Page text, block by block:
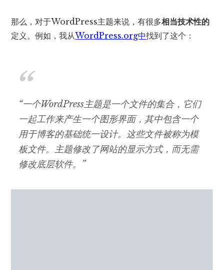
那么，对于WordPress主题来说，有很多相当技术性的
定义。例如，我从WordPress.org中找到了这个：
“一个WordPress主题是一个文件的集合，它们
一起工作来产生一个图形界面，其中包含一个
用于博客的基础统一设计。这些文件被称为模
板文件。主题修改了网站的显示方式，而无需
修改底层软件。”